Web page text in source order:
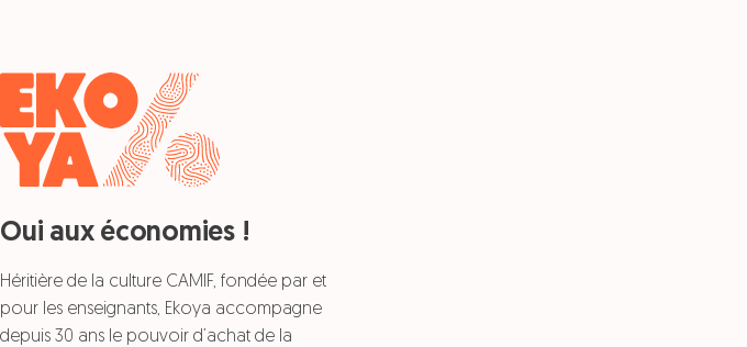
Oui aux économies !
Héritière de la culture CAMIF, fondée par et
pour les enseignants, Ekoya accompagne
depuis 30 ans le pouvoir d’achat de la